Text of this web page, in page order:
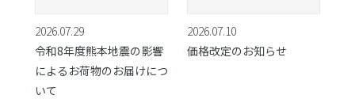
2026.07.29
令和8年度熊本地震の影響
によるお荷物のお届けにつ
いて
2026.07.10
価格改定のお知らせ